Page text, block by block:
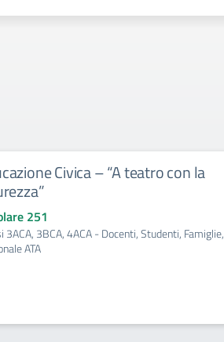
Civica – “A teatro con la
251
3ACA, 3BCA, 4ACA - Docenti, Studenti, Famiglie,
ATA